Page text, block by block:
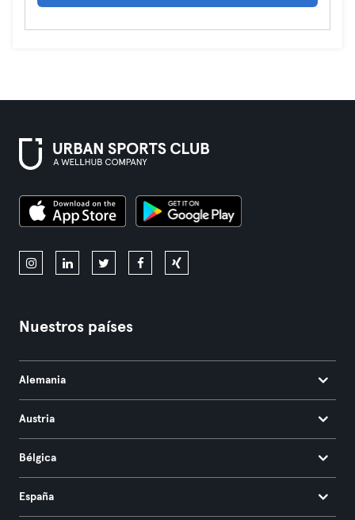
Nuestros países
Alemania
Austria
Bélgica
España